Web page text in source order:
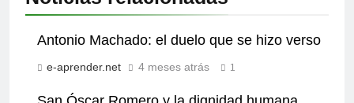
Antonio Machado: el duelo que se hizo verso
e-aprender.net 4 meses atrás 1